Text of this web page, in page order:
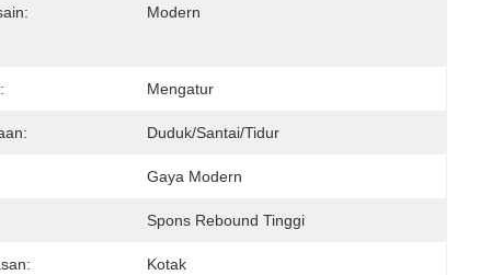
Modern
Mengatur
Duduk/Santai/Tidur
Gaya Modern
Spons Rebound Tinggi
Kotak